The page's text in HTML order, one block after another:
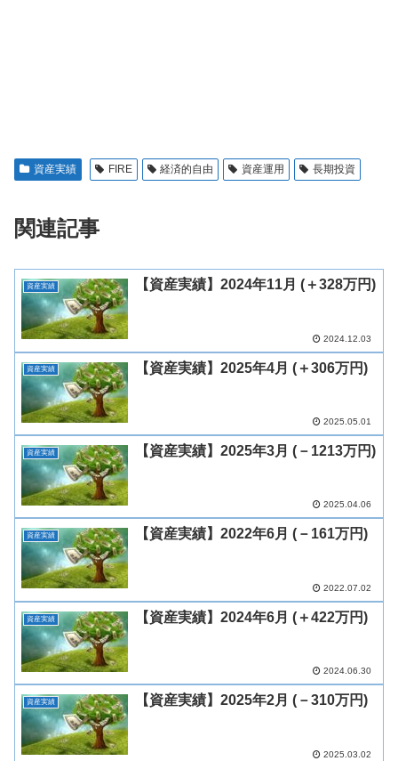
資産実績 FIRE 経済的自由 資産運用 長期投資
関連記事
資産実績 【資産実績】2024年11月 (＋328万円)
2024.12.03
資産実績 【資産実績】2025年4月 (＋306万円)
2025.05.01
資産実績 【資産実績】2025年3月 (－1213万円)
2025.04.06
資産実績 【資産実績】2022年6月 (－161万円)
2022.07.02
資産実績 【資産実績】2024年6月 (＋422万円)
2024.06.30
資産実績 【資産実績】2025年2月 (－310万円)
2025.03.02